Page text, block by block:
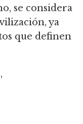
se considera
ya
que definen